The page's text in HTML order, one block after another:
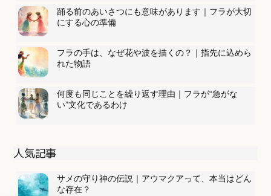
踊る前のあいさつにも意味があります｜フラが大切
にする心の準備
フラの手は、なぜ花や波を描くの？｜指先に込めら
れた物語
何度も同じことを繰り返す理由｜フラが“急がな
い”文化であるわけ
人気記事
サメの守り神の伝説｜アウマクアって、本当はどん
な存在？